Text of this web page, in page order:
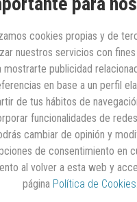
de impactar de forma
el entorno social.
como Tango,
Buzz&Press.
cookies propias y de
nuestros servicios con
mostrarte publicidad
en base a un perfil
de tus hábitos de
funcionalidades de
cambiar de opinión y
de consentimiento en
al volver a esta web y
página Política de Cookies